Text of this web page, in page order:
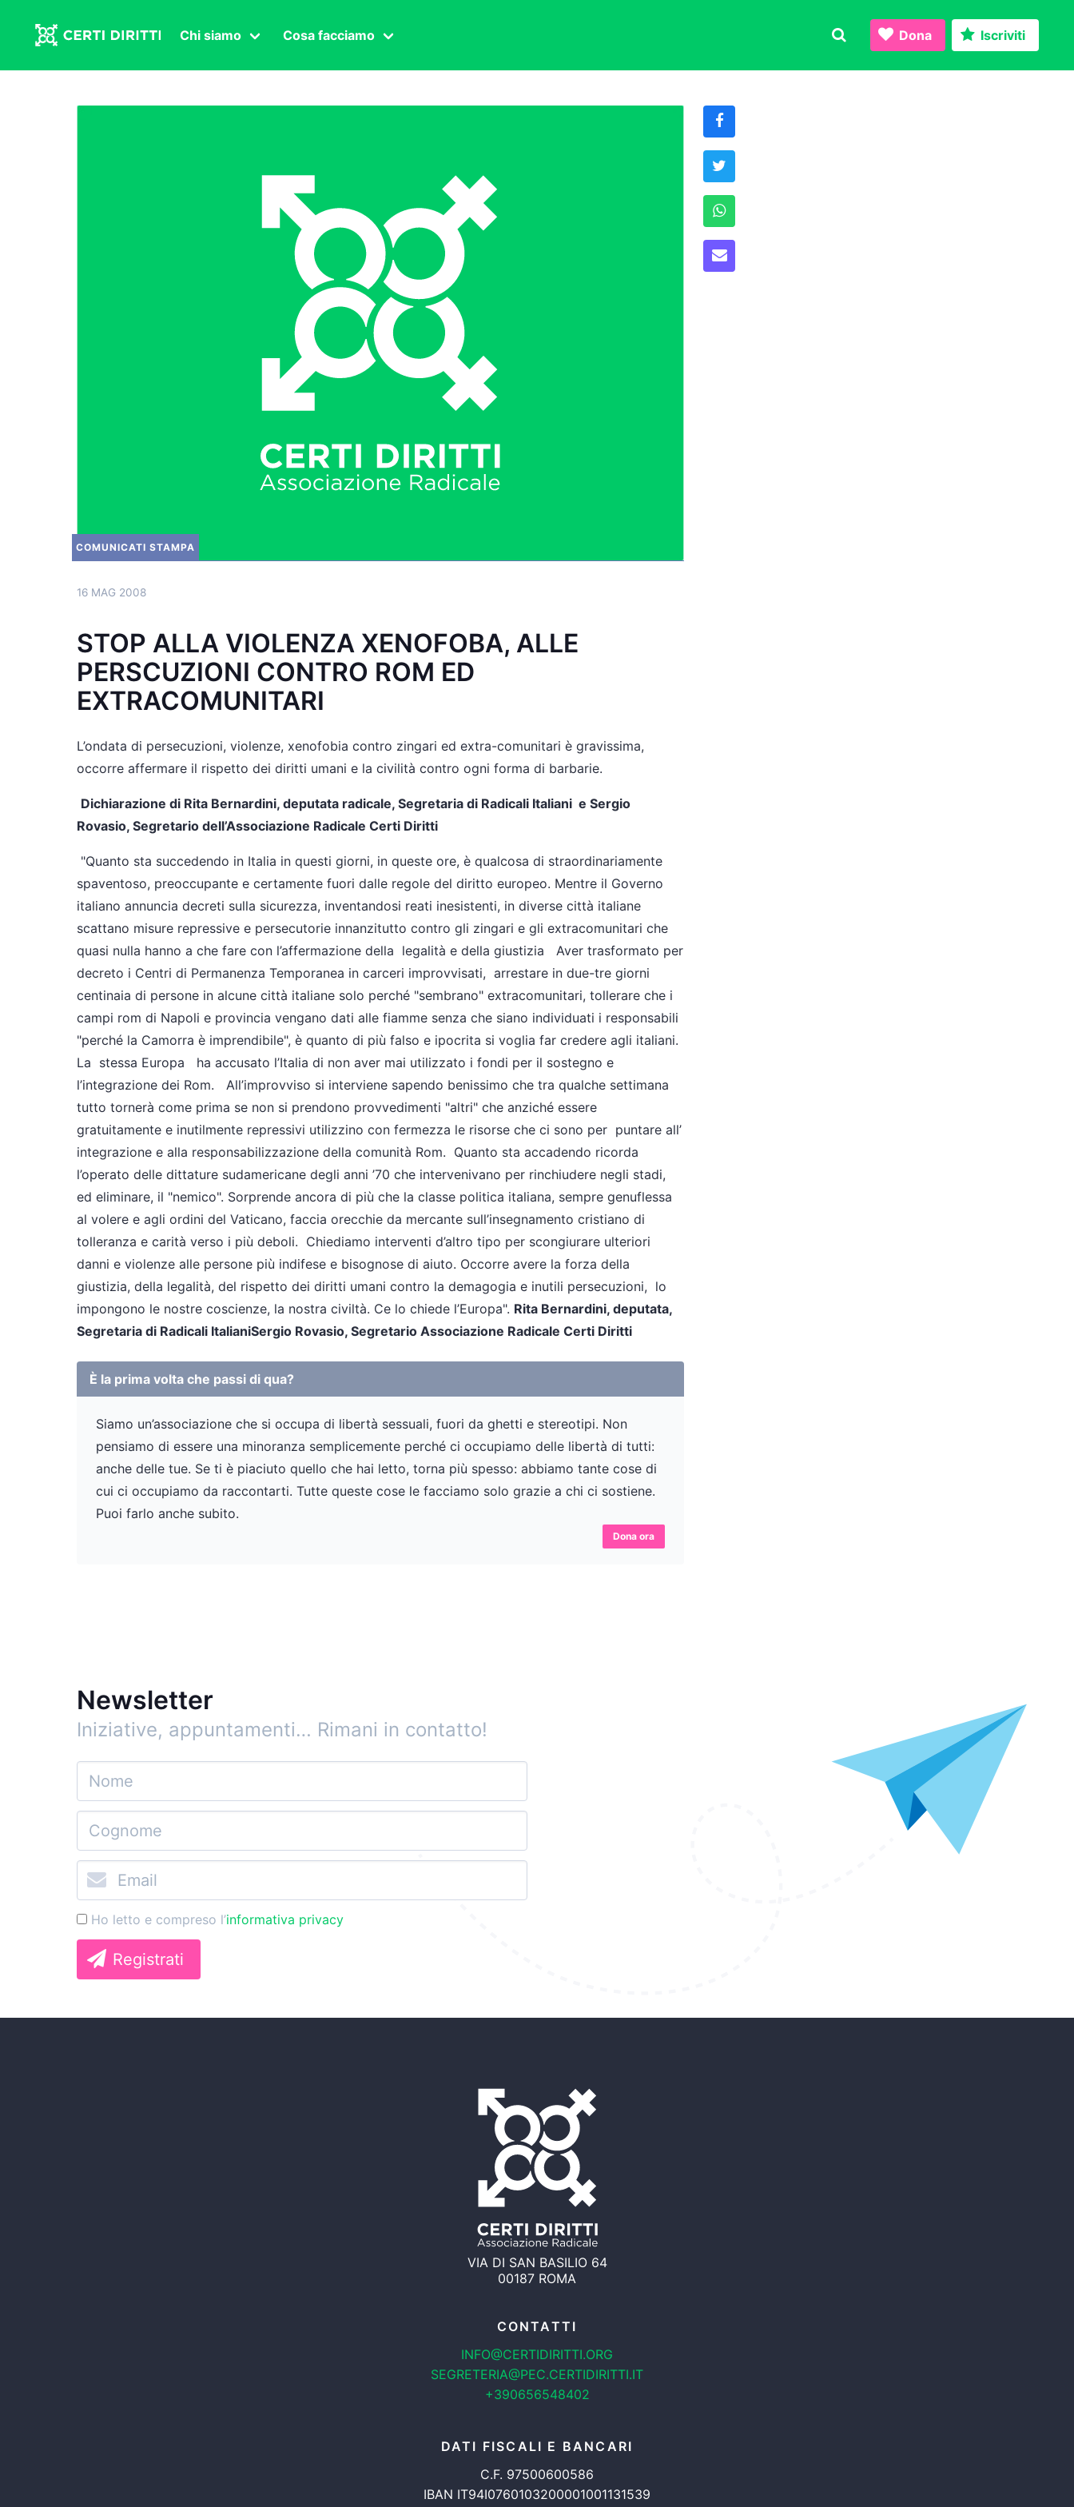
Chi siamo Cosa facciamo
Lavoro sessuale
Salute sessuale
Transnazionale
Politica
Fuor di Pagina
Dona Iscriviti
COMUNICATI STAMPA
16 MAG 2008
STOP ALLA VIOLENZA XENOFOBA, ALLE
PERSCUZIONI CONTRO ROM ED
EXTRACOMUNITARI
L’ondata di persecuzioni, violenze, xenofobia contro zingari ed extra-comunitari è gravissima,
occorre affermare il rispetto dei diritti umani e la civilità contro ogni forma di barbarie.
Dichiarazione di Rita Bernardini, deputata radicale, Segretaria di Radicali Italiani e Sergio
Rovasio, Segretario dell’Associazione Radicale Certi Diritti
"Quanto sta succedendo in Italia in questi giorni, in queste ore, è qualcosa di straordinariamente
spaventoso, preoccupante e certamente fuori dalle regole del diritto europeo. Mentre il Governo
italiano annuncia decreti sulla sicurezza, inventandosi reati inesistenti, in diverse città italiane
scattano misure repressive e persecutorie innanzitutto contro gli zingari e gli extracomunitari che
quasi nulla hanno a che fare con l’affermazione della legalità e della giustizia
Aver trasformato per
decreto i Centri di Permanenza Temporanea in carceri improvvisati, arrestare in due-tre giorni
centinaia di persone in alcune città italiane solo perché "sembrano" extracomunitari, tollerare che i
campi rom di Napoli e provincia vengano dati alle fiamme senza che siano individuati i responsabili
"perché la Camorra è imprendibile", è quanto di più falso e ipocrita si voglia far credere agli italiani.
La stessa Europa ha accusato l’Italia di non aver mai utilizzato i fondi per il sostegno e
l’integrazione dei Rom.
All’improvviso si interviene sapendo benissimo che tra qualche settimana
tutto tornerà come prima se non si prendono provvedimenti "altri" che anziché essere
gratuitamente e inutilmente repressivi utilizzino con fermezza le risorse che ci sono per puntare all’
integrazione e alla responsabilizzazione della comunità Rom. Quanto sta accadendo ricorda
l’operato delle dittature sudamericane degli anni ’70 che intervenivano per rinchiudere negli stadi,
ed eliminare, il "nemico". Sorprende ancora di più che la classe politica italiana, sempre genuflessa
al volere e agli ordini del Vaticano, faccia orecchie da mercante sull’insegnamento cristiano di
tolleranza e carità verso i più deboli. Chiediamo interventi d’altro tipo per scongiurare ulteriori
danni e violenze alle persone più indifese e bisognose di aiuto. Occorre avere la forza della
giustizia, della legalità, del rispetto dei diritti umani contro la demagogia e inutili persecuzioni, lo
impongono le nostre coscienze, la nostra civiltà. Ce lo chiede l’Europa". Rita Bernardini, deputata,
Segretaria di Radicali ItalianiSergio Rovasio, Segretario Associazione Radicale Certi Diritti
È la prima volta che passi di qua?
Siamo un’associazione che si occupa di libertà sessuali, fuori da ghetti e stereotipi. Non
pensiamo di essere una minoranza semplicemente perché ci occupiamo delle libertà di tutti:
anche delle tue. Se ti è piaciuto quello che hai letto, torna più spesso: abbiamo tante cose di
cui ci occupiamo da raccontarti. Tutte queste cose le facciamo solo grazie a chi ci sostiene.
Puoi farlo anche subito.
Dona ora
Newsletter
Iniziative, appuntamenti… Rimani in contatto!
Ho letto e compreso l’informativa privacy
Registrati
VIA DI SAN BASILIO 64
00187 ROMA
CONTATTI
INFO@CERTIDIRITTI.ORG
SEGRETERIA@PEC.CERTIDIRITTI.IT
+390656548402
DATI FISCALI E BANCARI
C.F. 97500600586
IBAN IT94I0760103200001001131539